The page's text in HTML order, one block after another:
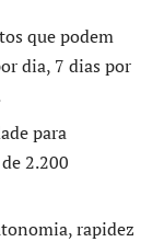
que podem
dia, 7 dias por
para
2.200
rapidez